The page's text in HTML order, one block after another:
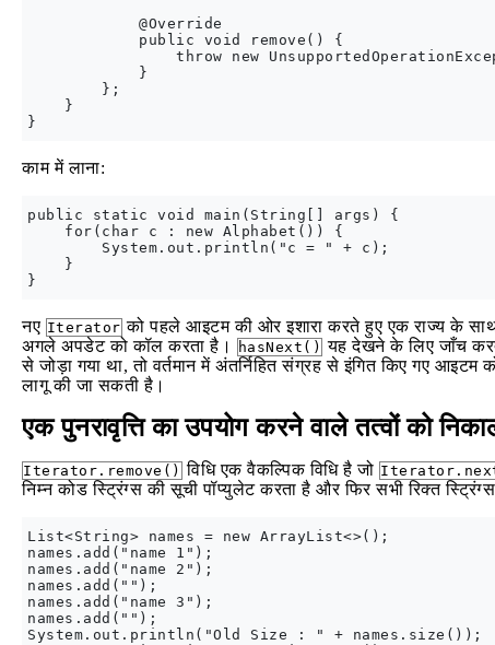
            @Override
            public void remove() {
throw new
            }
        };
    }
काम में लाना:
public static void main(String[] args) {
    for(char c : new Alphabet()) {
        System.out.println("c = " + c);
    }
नए Iterator को पहले आइटम की ओर इशारा करते हुए एक राज्य के
अगले अपडेट को कॉल करता है।
hasNext() यह देखने के लिए जाँच
से जोड़ा गया था, तो वर्तमान में अंतर्निहित संग्रह से इंगित किए गए आइटम
लागू की जा सकती है।
एक पुनरावृत्ति का उपयोग करने वाले तत्वों को
Iterator.remove() विधि एक वैकल्पिक विधि है जो
निम्न कोड स्ट्रिंग्स की सूची पॉप्युलेट करता है और फिर सभी रिक्त
List<String> names = new ArrayList<>();
names.add("name 1");
names.add("name 2");
names.add("");
names.add("name 3");
names.add("");
System.out.println("Old Size : " + names.size());